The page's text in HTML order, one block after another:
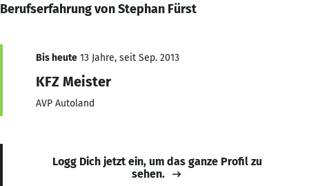
Berufserfahrung von Stephan Fürst
Bis heute 13 Jahre, seit Sep. 2013
KFZ Meister
AVP Autoland
Logg Dich jetzt ein, um das ganze Profil zu
sehen.